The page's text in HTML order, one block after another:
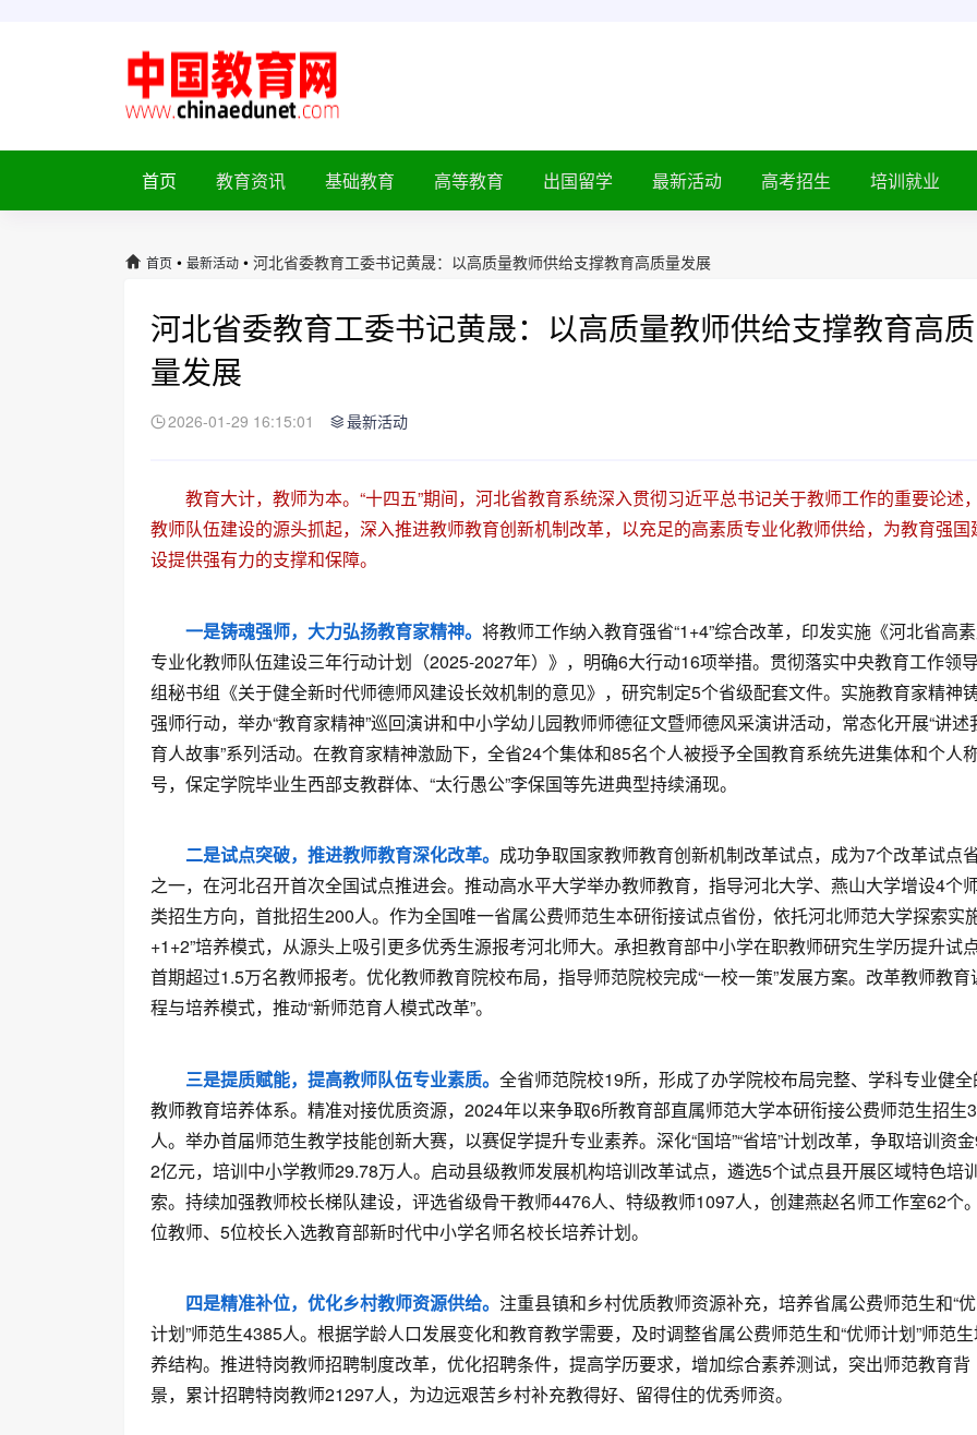
首页 教育资讯 基础教育 高等教育 出国留学 最新活动 高考招生 培训就业
首页 • 最新活动 • 河北省委教育工委书记黄晟：以高质量教师供给支撑教育高质量发展
河北省委教育工委书记黄晟：以高质量教师供给支撑教育高质
量发展
2026-01-29 16:15:01 最新活动
教育大计，教师为本。“十四五”期间，河北省教育系统深入贯彻习近平总书记关于教师工作的重要论述
教师队伍建设的源头抓起，深入推进教师教育创新机制改革，以充足的高素质专业化教师供给，为教育强国
设提供强有力的支撑和保障。
一是铸魂强师，大力弘扬教育家精神。 将教师工作纳入教育强省“1+4”综合改革，印发实施《河北省高
专业化教师队伍建设三年行动计划（2025-2027年）》，明确6大行动16项举措。贯彻落实中央教育工作领
组秘书组《关于健全新时代师德师风建设长效机制的意见》，研究制定5个省级配套文件。实施教育家精神
强师行动，举办“教育家精神”巡回演讲和中小学幼儿园教师师德征文暨师德风采演讲活动，常态化开展“讲述
育人故事”系列活动。在教育家精神激励下，全省24个集体和85名个人被授予全国教育系统先进集体和个人
号，保定学院毕业生西部支教群体、“太行愚公”李保国等先进典型持续涌现。
二是试点突破，推进教师教育深化改革。 成功争取国家教师教育创新机制改革试点，成为7个改革试点
之一，在河北召开首次全国试点推进会。推动高水平大学举办教师教育，指导河北大学、燕山大学增设4个
类招生方向，首批招生200人。作为全国唯一省属公费师范生本研衔接试点省份，依托河北师范大学探索实
+1+2”培养模式，从源头上吸引更多优秀生源报考河北师大。承担教育部中小学在职教师研究生学历提升试点
首期超过1.5万名教师报考。优化教师教育院校布局，指导师范院校完成“一校一策”发展方案。改革教师教育
程与培养模式，推动“新师范育人模式改革”。
三是提质赋能，提高教师队伍专业素质。 全省师范院校19所，形成了办学院校布局完整、学科专业健全
教师教育培养体系。精准对接优质资源，2024年以来争取6所教育部直属师范大学本研衔接公费师范生招生
人。举办首届师范生教学技能创新大赛，以赛促学提升专业素养。深化“国培”“省培”计划改革，争取培训资
2亿元，培训中小学教师29.78万人。启动县级教师发展机构培训改革试点，遴选5个试点县开展区域特色培
索。持续加强教师校长梯队建设，评选省级骨干教师4476人、特级教师1097人，创建燕赵名师工作室62个
位教师、5位校长入选教育部新时代中小学名师名校长培养计划。
四是精准补位，优化乡村教师资源供给。 注重县镇和乡村优质教师资源补充，培养省属公费师范生和“
计划”师范生4385人。根据学龄人口发展变化和教育教学需要，及时调整省属公费师范生和“优师计划”师范
养结构。推进特岗教师招聘制度改革，优化招聘条件，提高学历要求，增加综合素养测试，突出师范教育背
景，累计招聘特岗教师21297人，为边远艰苦乡村补充教得好、留得住的优秀师资。